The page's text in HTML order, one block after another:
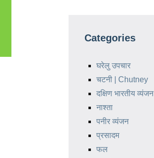
Categories
घरेलु उपचार
चटनी | Chutney
दक्षिण भारतीय व्यंजन
नाश्ता
पनीर व्यंजन
प्रसादम
फल